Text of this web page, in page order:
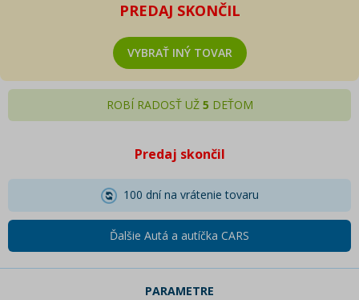
PREDAJ SKONČIL
VYBRAŤ INÝ TOVAR
ROBÍ RADOSŤ UŽ 5 DEŤOM
Predaj skončil
100 dní na vrátenie tovaru
Ďalšie Autá a autíčka CARS
PARAMETRE